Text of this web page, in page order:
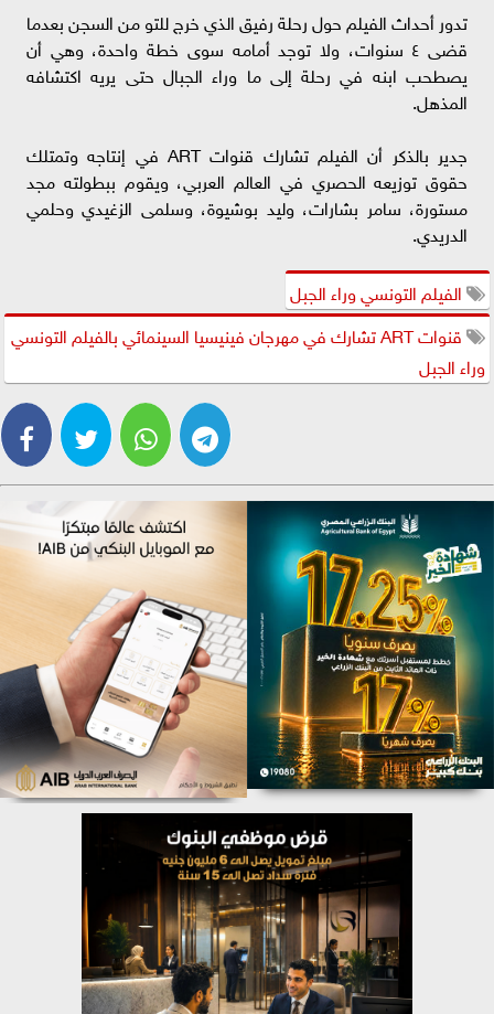
تدور أحداث الفيلم حول رحلة رفيق الذي خرج للتو من السجن بعدما
قضى ٤ سنوات، ولا توجد أمامه سوى خطة واحدة، وهي أن
يصطحب ابنه في رحلة إلى ما وراء الجبال حتى يريه اكتشافه
المذهل.
جدير بالذكر أن الفيلم تشارك قنوات ART في إنتاجه وتمتلك
حقوق توزيعه الحصري في العالم العربي، ويقوم ببطولته مجد
مستورة، سامر بشارات، وليد بوشيوة، وسلمى الزغيدي وحلمي
الدريدي.
الفيلم التونسي وراء الجبل
قنوات ART تشارك في مهرجان فينيسيا السينمائي بالفيلم التونسي
وراء الجبل